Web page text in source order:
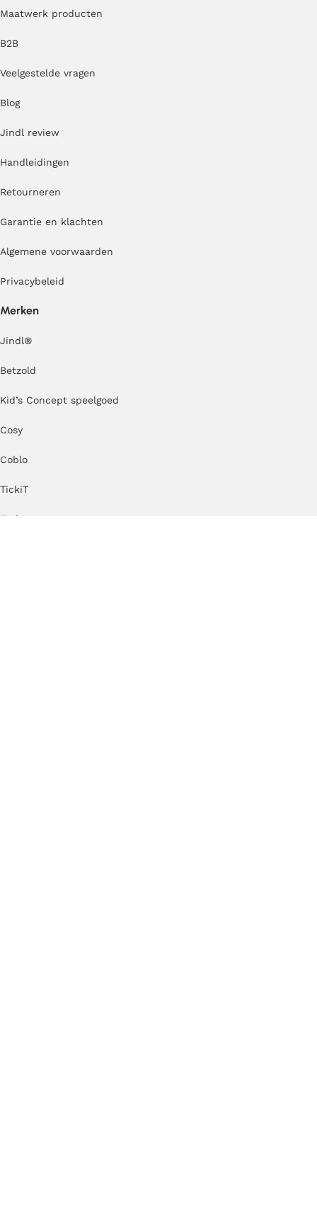
Maatwerk producten
B2B
Veelgestelde vragen
Blog
Jindl review
Handleidingen
Retourneren
Garantie en klachten
Algemene voorwaarden
Privacybeleid
Merken
Jindl®
Betzold
Kid’s Concept speelgoed
Cosy
Coblo
TickiT
Erzi